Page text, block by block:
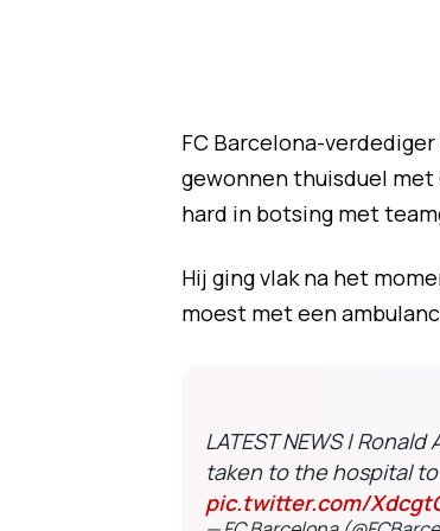
FC Barcelona-
gewonnen thuisduel met
hard in botsing met
Hij ging vlak na het
moest met een
LATEST NEWS |
taken to the hospital
pic.twitter.com/